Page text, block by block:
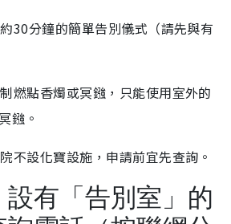
30分鐘的簡單告別儀式（請先與有
燃點香燭或冥鏹，只能使用室外的
鏹。
不設化寶設施，申請前宜先查詢。
有「告別室」的